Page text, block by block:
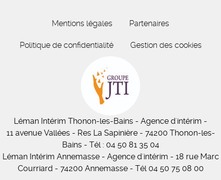
Mentions légales Partenaires
Politique de confidentialité Gestion des cookies
Léman Intérim Thonon-les-Bains - Agence d'intérim -
11avenue Vallées- Res La Sapinière - 74200 Thonon-les-
Bains - Tél : 04 50 81 35 04
Léman Intérim Annemasse - Agence d'intérim - 18 rue Marc
Courriard - 74200 Annemasse - Tél 04 50 75 08 00